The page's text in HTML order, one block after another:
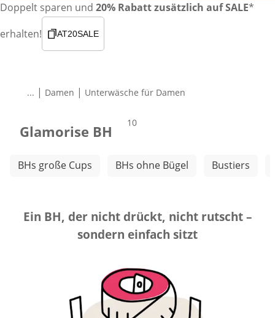
Doppelt sparen und 20% Rabatt zusätzlich auf SALE*
erhalten!
AT20SALE
... | Damen | Unterwäsche für Damen
Glamorise BH Produkte
10
Weitere Kategorien überspringen
BHs große Cups BHs ohne Bügel Bustiers
Ein BH, der nicht drückt, nicht rutscht –
sondern einfach sitzt